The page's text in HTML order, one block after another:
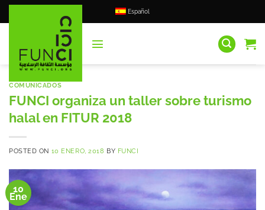
Saltar
al
Español
COMUNICADOS
FUNCI organiza un taller sobre turismo
halal en FITUR 2018
POSTED ON 10 ENERO, 2018 BY FUNCI
10
Ene